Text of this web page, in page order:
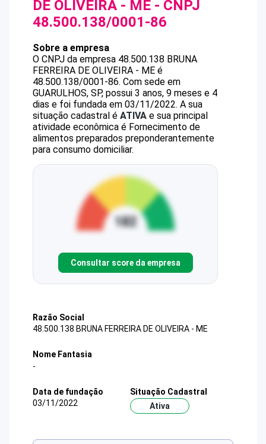
DE OLIVEIRA - ME - CNPJ
48.500.138/0001-86
Sobre a empresa
O CNPJ da empresa 48.500.138 BRUNA
FERREIRA DE OLIVEIRA - ME é
48.500.138/0001-86. Com sede em
GUARULHOS, SP, possui 3 anos, 9 meses e 4
dias e foi fundada em 03/11/2022. A sua
situação cadastral é ATIVA e sua principal
atividade econômica é Fornecimento de
alimentos preparados preponderantemente
para consumo domiciliar.
Consultar score da empresa
Razão Social
48.500.138 BRUNA FERREIRA DE OLIVEIRA - ME
Nome Fantasia
-
Data de fundação
03/11/2022
Situação Cadastral
Ativa